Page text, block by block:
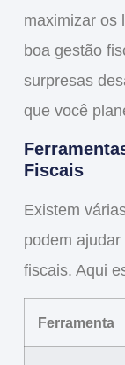
maximizaros
boa gestão
surpresas
que você
Fiscais
Existem
podem
fiscais. Aqui
Ferramenta